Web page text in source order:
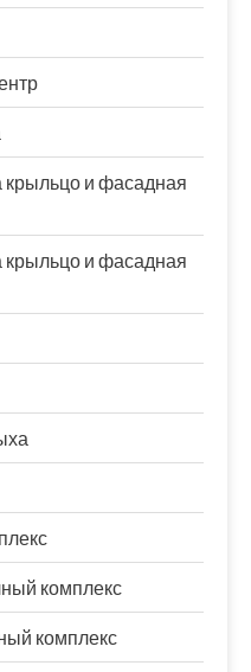
крыльцо и фасадная
крыльцо и фасадная
комплекс
комплекс